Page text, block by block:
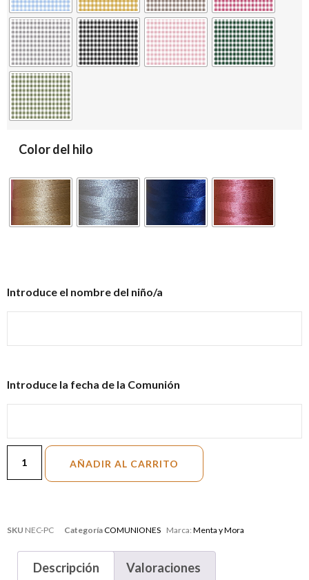
Color del hilo
Introduce el nombre del niño/a
Introduce la fecha de la Comunión
AÑADIR AL CARRITO
SKU NEC-PC CategoríaCOMUNIONES Marca: Menta y Mora
Descripción Valoraciones